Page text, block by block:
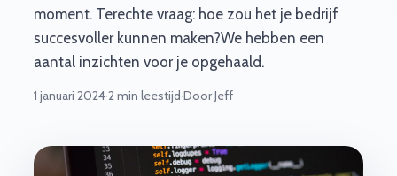
moment. Terechte vraag: hoe zou het je bedrijf
succesvoller kunnen maken?We hebben een
aantal inzichten voor je opgehaald.
1 januari 2024·2 min leestijd·Door Jeff